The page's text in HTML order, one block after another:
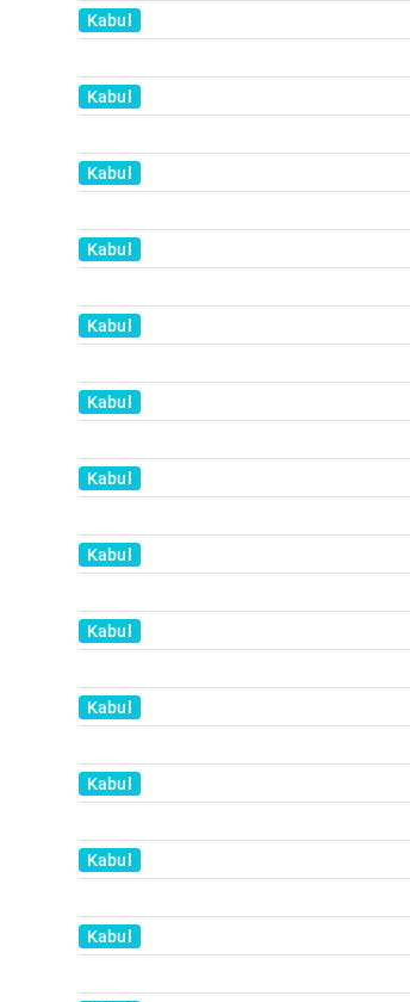
Kabul
Kabul
Kabul
Kabul
Kabul
Kabul
Kabul
Kabul
Kabul
Kabul
Kabul
Kabul
Kabul